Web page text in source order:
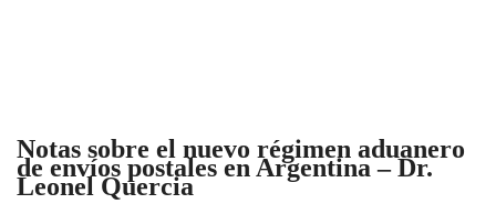
Notas sobre el nuevo régimen aduanero
de envíos postales en Argentina – Dr.
Leonel Quercia